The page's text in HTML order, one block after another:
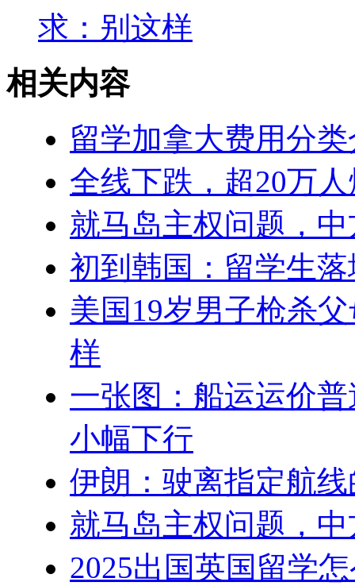
求：别这样
相关内容
留学加拿大费用分
全线下跌，超20万
就马岛主权问题，
初到韩国：留学生
美国19岁男子枪杀
样
一张图：船运运价
小幅下行
伊朗：驶离指定航
就马岛主权问题，
2025出国英国留学